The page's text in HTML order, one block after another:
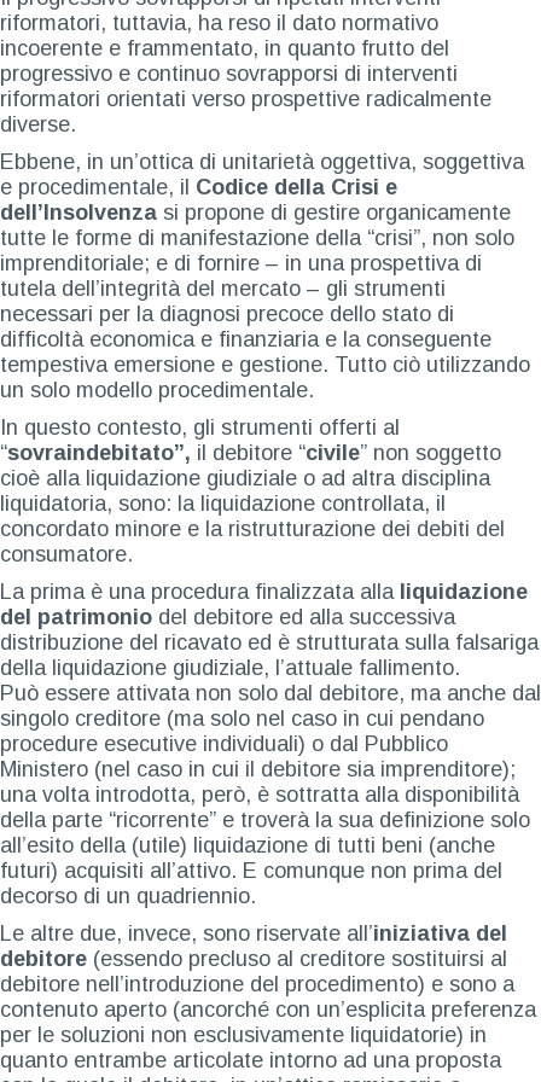
riformatori, tuttavia, ha reso il dato normativo
incoerente e frammentato, in quanto frutto del
progressivo e continuo sovrapporsi di interventi
riformatori orientati verso prospettive radicalmente
diverse.
Ebbene, in un’ottica di unitarietà oggettiva, soggettiva
e procedimentale, il Codice della Crisi e
dell’Insolvenza si propone di gestire organicamente
tutte le forme di manifestazione della “crisi”, non solo
imprenditoriale; e di fornire – in una prospettiva di
tutela dell’integrità del mercato – gli strumenti
necessari per la diagnosi precoce dello stato di
difficoltà economica e finanziaria e la conseguente
tempestiva emersione e gestione. Tutto ciò utilizzando
un solo modello procedimentale.
In questo contesto, gli strumenti offerti al
“sovraindebitato”, il debitore “civile” non soggetto
cioè alla liquidazione giudiziale o ad altra disciplina
liquidatoria, sono: la liquidazione controllata, il
concordato minore e la ristrutturazione dei debiti del
consumatore.
La prima è una procedura finalizzata alla liquidazione
del patrimonio del debitore ed alla successiva
distribuzione del ricavato ed è strutturata sulla falsariga
della liquidazione giudiziale, l’attuale fallimento.
Può essere attivata non solo dal debitore, ma anche dal
singolo creditore (ma solo nel caso in cui pendano
procedure esecutive individuali) o dal Pubblico
Ministero (nel caso in cui il debitore sia imprenditore);
una volta introdotta, però, è sottratta alla disponibilità
della parte “ricorrente” e troverà la sua definizione solo
all’esito della (utile) liquidazione di tutti beni (anche
futuri) acquisiti all’attivo. E comunque non prima del
decorso di un quadriennio.
Le altre due, invece, sono riservate all’iniziativa del
debitore (essendo precluso al creditore sostituirsi al
debitore nell’introduzione del procedimento) e sono a
contenuto aperto (ancorché con un’esplicita preferenza
per le soluzioni non esclusivamente liquidatorie) in
quanto entrambe articolate intorno ad una proposta